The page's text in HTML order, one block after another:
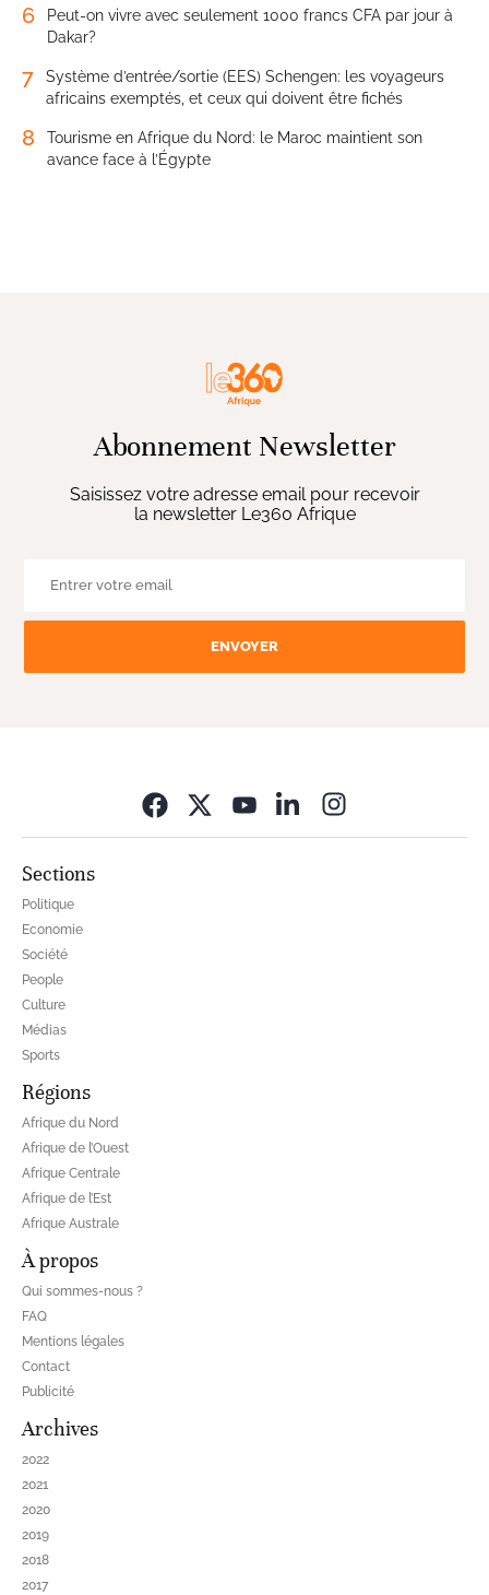
6
Peut-on vivre avec seulement 1000 francs CFA par jour à
Dakar?
7
Système d’entrée/sortie (EES) Schengen: les voyageurs
africains exemptés, et ceux qui doivent être fichés
8
Tourisme en Afrique du Nord: le Maroc maintient son
avance face à l’Égypte
Abonnement Newsletter
Saisissez votre adresse email pour recevoir
la newsletter Le360 Afrique
ENVOYER
Sections
Politique
Economie
Société
People
Culture
Médias
Sports
Régions
Afrique du Nord
Afrique de l’Ouest
Afrique Centrale
Afrique de l’Est
Afrique Australe
À propos
Qui sommes-nous ?
FAQ
Mentions légales
Contact
Publicité
Archives
2022
2021
2020
2019
2018
2017